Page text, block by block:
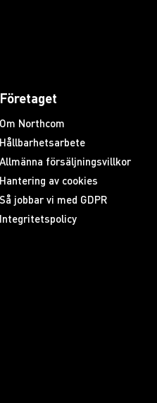
Företaget
Om Northcom
Hållbarhetsarbete
Allmänna försäljningsvillkor
Hantering av cookies
Så jobbar vi med GDPR
Integritetspolicy